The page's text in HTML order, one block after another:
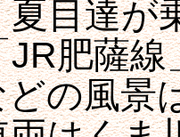
目達が
肥薩
の風景